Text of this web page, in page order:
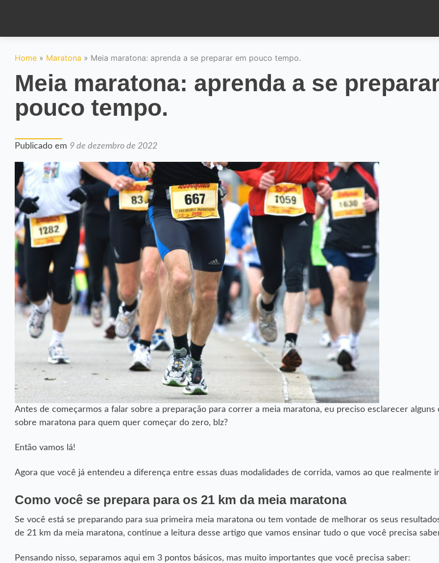
Home » Maratona » Meia maratona: aprenda a se preparar em pouco tempo.
Meia maratona: aprenda a se
pouco tempo.
Publicado em 9 de dezembro de 2022
Antes de começarmos a falar sobre a preparação para correr a meia maratona, eu preciso esclarecer alguns
sobre maratona para quem quer começar do zero, blz?
Então vamos lá!
Agora que você já entendeu a diferença entre essas duas modalidades de corrida, vamos ao que realmente
Como você se prepara para os 21 km da meia maratona
Se você está se preparando para sua primeira meia maratona ou tem vontade de melhorar os seus
de 21 km da meia maratona, continue a leitura desse artigo que vamos ensinar tudo o que você precisa
Pensando nisso, separamos aqui em 3 pontos básicos, mas muito importantes que você precisa saber: